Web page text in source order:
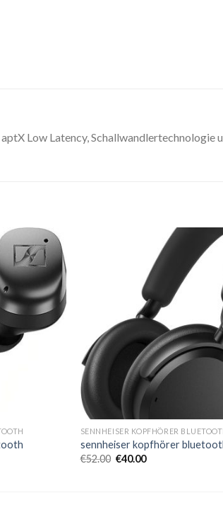
Low Latency,
SENNHEISER KOPFHÖRER
sennheiser kopfhörer
€52.00 €40.00